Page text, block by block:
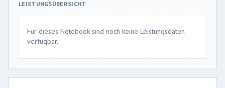
LEISTUNGSÜBERSICHT
Für dieses Notebook sind noch keine Leistungsdaten
verfügbar.